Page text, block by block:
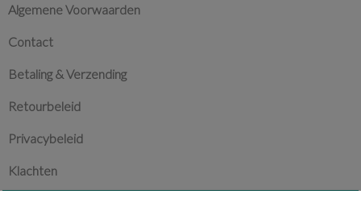
Algemene Voorwaarden
Contact
Betaling & Verzending
Retourbeleid
Privacybeleid
Klachten